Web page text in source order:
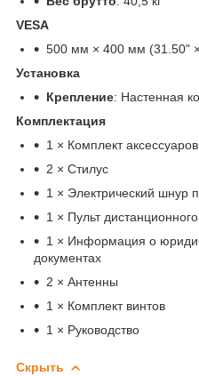
VESA
500 мм × 400 мм (31.50"
Установка
Крепление: Настенная
Комплектация
1 × Комплект аксессуаров
2 × Стилус
1 × Электрический шнур
1 × Пульт
1 × Информация о
документах
2 × Антенны
1 × Комплект винтов
1 × Руководство
Скрыть